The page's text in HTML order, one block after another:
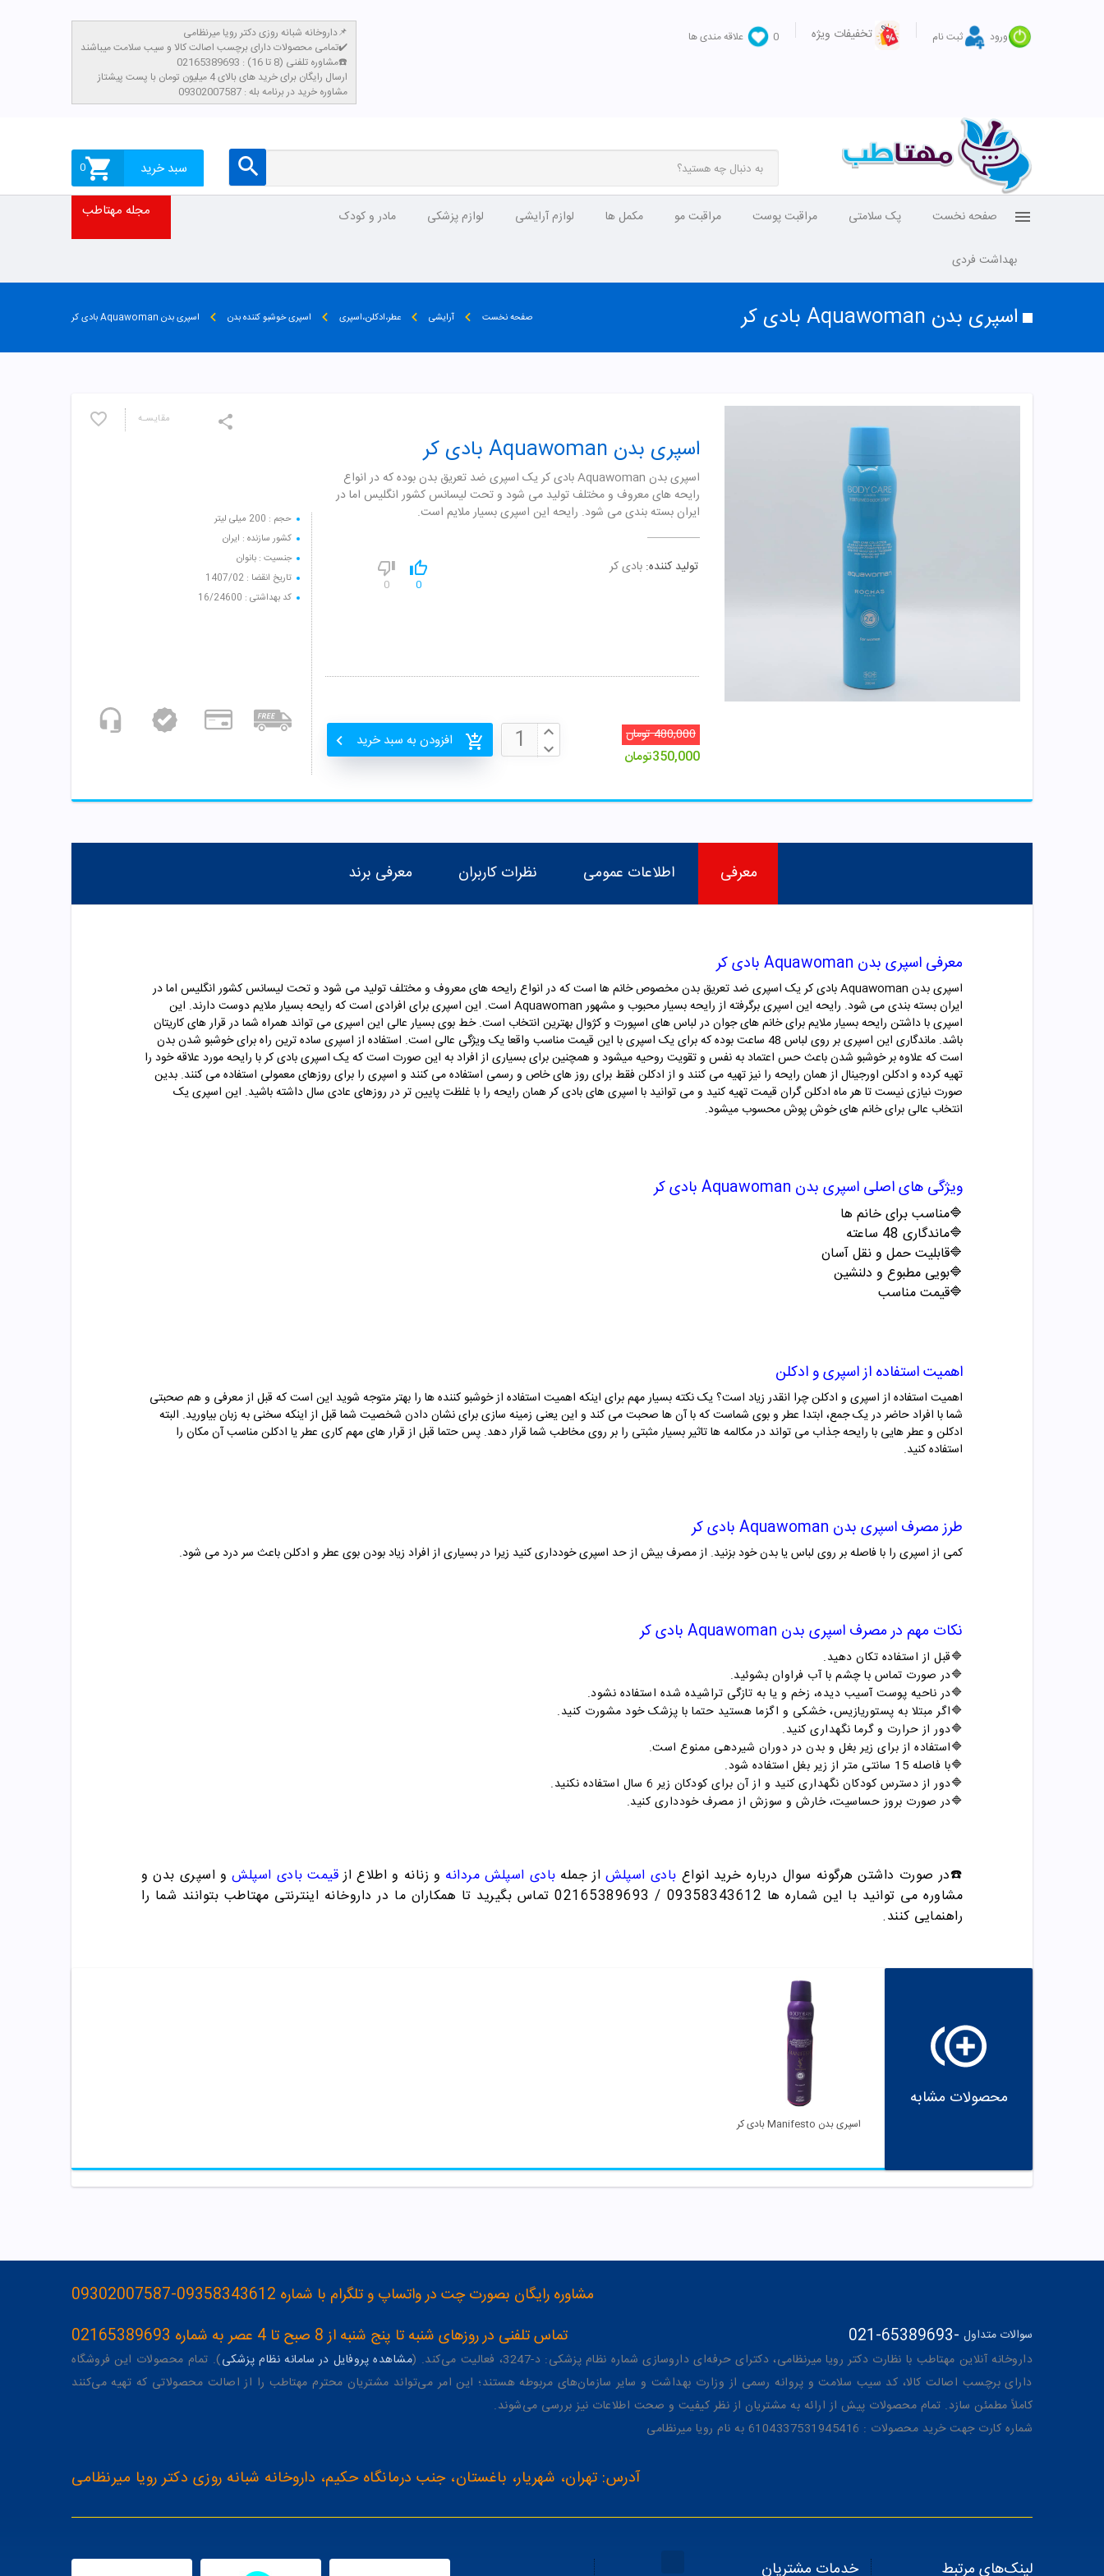
ورود ثبت نام تخفیفات ویژه 0 علاقه مندی ها
داروخانه شبانه روزی دکتر رویا میرنظامی📌
تمامی محصولات دارای برچسب اصالت کالا و سیب سلامت میباشند✔️
مشاوره تلفنی (8 تا 16) : 02165389693☎️
​ارسال رایگان برای خرید های بالای 4 میلیون تومان با پست پیشتاز
مشاوره خرید در برنامه بله : 09302007587
سبد خرید 0
صفحه نخست پک سلامتی مراقبت پوست مراقبت مو مکمل ها لوازم آرایشی لوازم پزشکی مادر و کودک
بهداشت فردی
مجله مهتاطب
اسپری بدن Aquawoman بادی کر صفحه نخست آرایشی عطر،ادکلن،اسپری اسپری خوشبو کننده بدن اسپری بدن Aquawoman بادی کر
مقایسـه
حجم : 200 میلی لیتر
کشور سازنده : ایران
جنسیت : بانوان
تاریخ انقضا : 1407/02
کد بهداشتی : 16/24600
اسپری بدن Aquawoman بادی کر
اسپری بدن Aquawoman بادی کر یک اسپری ضد تعریق بدن بوده که در انواع
رایحه های معروف و مختلف تولید می شود و تحت لیسانس کشور انگلیس اما در
ایران بسته بندی می شود. رایحه این اسپری بسیار ملایم است.
تولید کننده: بادی کر
0
0
480,000تومان
350,000تومان
افزودن به سبد خرید
معرفی اطلاعات عمومی نظرات کاربران معرفی برند
معرفی اسپری بدن Aquawoman بادی کر
اسپری بدن Aquawoman بادی کر یک اسپری ضد تعریق بدن مخصوص خانم ها است که در انواع رایحه های معروف و مختلف تولید می شود و تحت لیسانس کشور انگلیس اما در
ایران بسته بندی می شود. رایحه این اسپری برگرفته از رایحه بسیار محبوب و مشهور Aquawoman
است. این اسپری برای افرادی است که رایحه بسیار ملایم دوست دارند. این
اسپری با داشتن رایحه بسیار ملایم برای خانم های جوان در لباس های اسپورت و کژوال بهترین انتخاب است. خط بوی بسیار عالی این اسپری می تواند همراه شما در قرار های کاریتان
باشد. ماندگاری این اسپری بر روی لباس 48 ساعت بوده که برای یک اسپری با این قیمت مناسب واقعا یک ویژگی عالی است. استفاده از اسپری ساده ترین راه برای خوشبو شدن بدن
است که علاوه بر خوشبو شدن باعث حس اعتماد به نفس و تقویت روحیه میشود و همچنین برای بسیاری از افراد به این صورت است که یک اسپری بادی کر با رایحه مورد علاقه خود را
تهیه کرده و ادکلن اورجینال از همان رایحه را نیز تهیه می کنند و از ادکلن فقط برای روز های خاص و رسمی استفاده می کنند و اسپری را برای روزهای معمولی استفاده می کنند. بدین
صورت نیازی نیست تا هر ماه ادکلن گران قیمت تهیه کنید و می توانید با اسپری های بادی کر همان رایحه را با غلظت پایین تر در روزهای عادی سال داشته باشید. این اسپری یک
انتخاب عالی برای خانم های خوش پوش محسوب میشود.
ویژگی های اصلی اسپری بدن Aquawoman بادی کر
🔷مناسب برای خانم ها
🔷ماندگاری 48 ساعته
🔷قابلیت حمل و نقل آسان
🔷بویی مطبوع و دلنشین
🔷قیمت مناسب
اهمیت استفاده از اسپری و ادکلن
اهمیت استفاده از اسپری و ادکلن چرا انقدر زیاد است؟ یک نکته بسیار مهم برای اینکه اهمیت استفاده از خوشبو کننده ها را بهتر متوجه شوید این است که قبل از معرفی و هم صحبتی
شما با افراد حاضر در یک جمع، ابتدا عطر و بوی شماست که با آن ها صحبت می کند و این یعنی زمینه سازی برای نشان دادن شخصیت شما قبل از اینکه سخنی به زبان بیاورید. البته
ادکلن و عطر هایی با رایحه جذاب می تواند در مکالمه ها تاثیر بسیار مثبتی را بر روی مخاطب شما قرار دهد. پس حتما قبل از قرار های مهم کاری عطر یا ادکلن مناسب آن مکان را
استفاده کنید.
طرز مصرف اسپری بدن Aquawoman بادی کر
کمی از اسپری را با فاصله بر روی لباس یا بدن خود بزنید. از مصرف بیش از حد اسپری خودداری کنید زیرا در بسیاری از افراد زیاد بودن بوی عطر و ادکلن باعث سر درد می شود.
نکات مهم در مصرف اسپری بدن Aquawoman بادی کر
🔷قبل از استفاده تکان دهید.
🔷در صورت تماس با چشم با آب فراوان بشوئید.
🔷در ناحیه پوست آسیب دیده، زخم و یا به تازگی تراشیده شده استفاده نشود.
🔷اگر مبتلا به پستوریازیس، خشکی و اگزما هستید حتما با پزشک خود مشورت کنید.
🔷دور از حرارت و گرما نگهداری کنید.
🔷استفاده از برای زیر بغل و بدن در دوران شیردهی ممنوع است.
🔷با فاصله 15 سانتی متر از زیر بغل استفاده شود
.
🔷دور از دسترس کودکان نگهداری کنید و از آن برای کودکان زیر 6 سال استفاده نکنید
.
🔷در صورت بروز حساسیت، خارش و سوزش از مصرف خودداری کنید.
☎️در صورت داشتن هرگونه سوال درباره خرید انواع بادی اسپلشاز جمله بادی اسپلش مردانه و زنانه و اطلاع ازقیمت بادی اسپلشو اسپری بدن و
مشاوره می توانید با این شماره ها 09358343612 / 02165389693
تماس بگیرید تا همکاران ما در داروخانه اینترنتی مهتاطب بتوانند شما را
راهنمایی کنند.
محصولات مشابه
اسپری بدن Manifesto بادی کر
مشاوره رایگان بصورت چت در واتساپ و تلگرام با شماره 09358343612-09302007587
تماس تلفنی در روزهای شنبه تا پنج شنبه از 8 صبح تا 4 عصر به شماره 02165389693
021-65389693 سوالات متداول -
داروخانه آنلاین مهتاطب با نظارت دکتر رویا میرنظامی، دکترای حرفه‌ای داروسازی شماره نظام پزشکی: د-3247، فعالیت می‌کند. ( مشاهده پروفایل در سامانه نظام پزشکی). تمام محصولات این فروشگاه
دارای برچسب اصالت کالا، کد سیب سلامت و پروانه رسمی از وزارت بهداشت و سایر سازمان‌های مربوطه هستند؛ این امر می‌تواند مشتریان محترم مهتاطب را از اصالت محصولاتی که تهیه می‌کنند
کاملاً مطمئن سازد. تمام محصولات پیش از ارائه به مشتریان از نظر کیفیت و صحت اطلاعات نیز بررسی می‌شوند.
شماره کارت جهت خرید محصولات : 6104337531945416 به نام رویا میرنظامی
آدرس: تهران، شهریار، باغستان، جنب درمانگاه حکیم، داروخانه شبانه روزی دکتر رویا میرنظامی
لینک‌های مرتبط خدمات مشتریان